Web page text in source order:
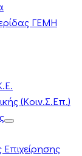
ΓΕΜΗ
(Κοιν.Σ.Επ.)